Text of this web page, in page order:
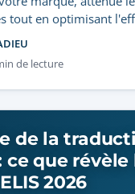
tout en optimisant
la fidélisation client.
de lecture
de la
ce que révèle
2026